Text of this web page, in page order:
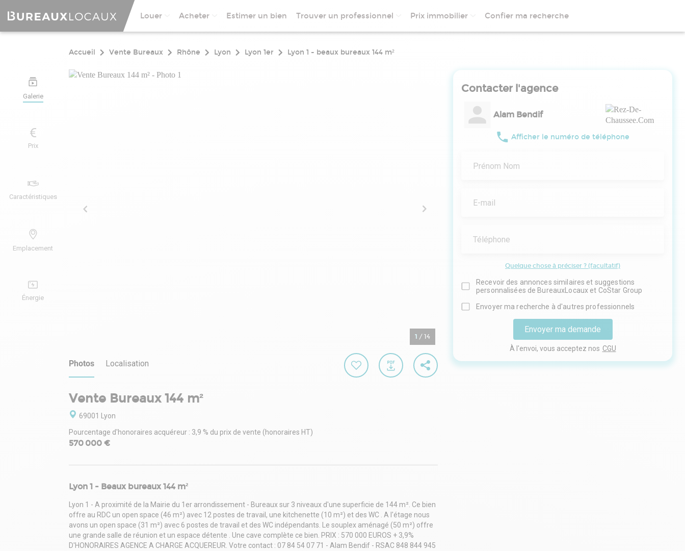
Louer Acheter Estimer un bien Trouver un professionnel Prix immobilier Confier ma recherche
Galerie
Prix
Caractéristiques
Emplacement
Énergie
Accueil Vente Bureaux Rhône Lyon Lyon 1er Lyon 1 - beaux bureaux 144 m²
1 / 14
Photos Localisation
Vente Bureaux 144 m²
69001 Lyon
Pourcentage d'honoraires acquéreur : 3,9 % du prix de vente (honoraires HT)
570 000 €
Lyon 1 - Beaux bureaux 144 m²
Lyon 1 - A proximité de la Mairie du 1er arrondissement - Bureaux sur 3 niveaux d'une superficie de 144 m². Ce bien
offre au RDC un open space (46 m²) avec 12 postes de travail, une kitchenette (10 m²) et des WC . A l'étage nous
avons un open space (31 m²) avec 6 postes de travail et des WC indépendants. Le souplex aménagé (50 m²) offre
une grande salle de réunion et un espace détente . Une cave complète ce bien. PRIX : 570 000 EUROS + 3,9%
D'HONORAIRES AGENCE A CHARGE ACQUEREUR. Votre contact : 07 84 54 07 71 - Alam Bendif - RSAC 848 844 945
Contacter l'agence
Alam Bendif
Afficher le numéro de téléphone
Prénom Nom
E-mail
Téléphone
Quelque chose à préciser ? (facultatif)
Recevoir des annonces similaires et suggestions
personnalisées de BureauxLocaux et CoStar Group
Envoyer ma recherche à d'autres professionnels
Envoyer ma demande
À l'envoi, vous acceptez nos CGU